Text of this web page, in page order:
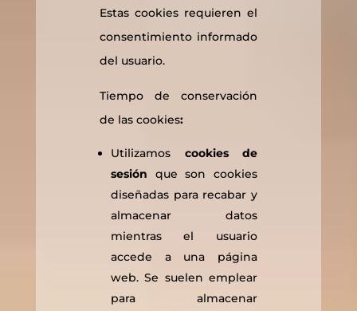
Estas cookies requieren el
consentimiento informado
del usuario.
Tiempo de conservación
de las cookies:
Utilizamos cookies de
sesión que son cookies
diseñadas para recabar y
almacenar datos
mientras el usuario
accede a una página
web. Se suelen emplear
para almacenar